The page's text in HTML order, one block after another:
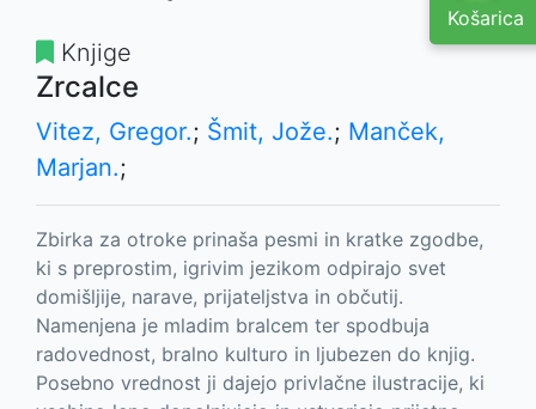
Košarica
Knjige
Zrcalce
Vitez, Gregor.; Šmit, Jože.; Manček,
Marjan.;
Zbirka za otroke prinaša pesmi in kratke zgodbe,
ki s preprostim, igrivim jezikom odpirajo svet
domišljije, narave, prijateljstva in občutij.
Namenjena je mladim bralcem ter spodbuja
radovednost, bralno kulturo in ljubezen do knjig.
Posebno vrednost ji dajejo privlačne ilustracije, ki